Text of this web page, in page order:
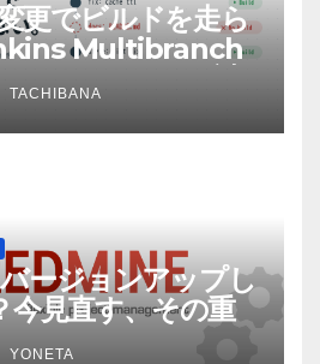
更でビルドを走ら
Multibranch
extensionを試
TACHIBANA
ージョンアップし
今見直す、その重
YONETA